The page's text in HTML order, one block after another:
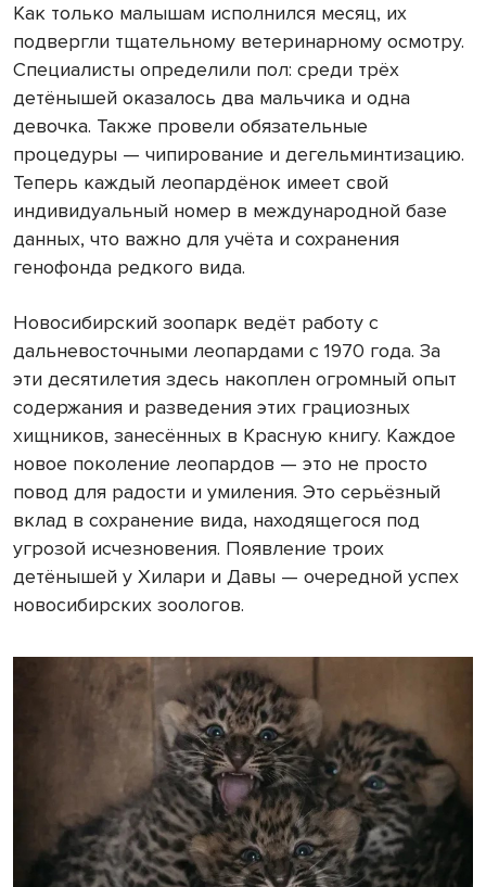
Как только малышам исполнился месяц, их
подвергли тщательному ветеринарному осмотру.
Специалисты определили пол: среди трёх
детёнышей оказалось два мальчика и одна
девочка. Также провели обязательные
процедуры — чипирование и дегельминтизацию.
Теперь каждый леопардёнок имеет свой
индивидуальный номер в международной базе
данных, что важно для учёта и сохранения
генофонда редкого вида.
Новосибирский зоопарк ведёт работу с
дальневосточными леопардами с 1970 года. За
эти десятилетия здесь накоплен огромный опыт
содержания и разведения этих грациозных
хищников, занесённых в Красную книгу. Каждое
новое поколение леопардов — это не просто
повод для радости и умиления. Это серьёзный
вклад в сохранение вида, находящегося под
угрозой исчезновения. Появление троих
детёнышей у Хилари и Давы — очередной успех
новосибирских зоологов.